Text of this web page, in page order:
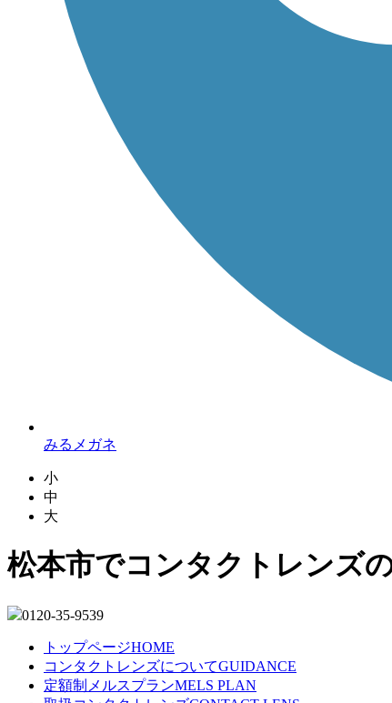
みるメガネ
小
中
大
松本市でコンタクトレンズ
0120-35-9539
トップページHOME
コンタクトレンズについてGUIDANCE
定額制メルスプランMELS PLAN